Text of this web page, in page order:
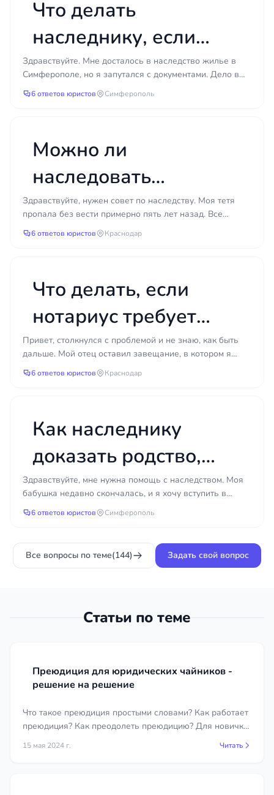
Что делать
наследнику, если
нотариус требует
справки из
которые уже не
работают?
Здравствуйте. Мне досталось в наследство жилье в
Симферополе, но я запутался с документами. Дело в
том, что квартира была оформлена ещё при
украинской...
6 ответов юристов Симферополь
Можно ли
наследовать
имущество, если
умерший был
отсутствующим?
Здравствуйте, нужен совет по наследству. Моя тетя
пропала без вести примерно пять лет назад. Все
попытки её найти не дали результатов, в полицию
6 ответов юристов Краснодар
Что делать, если
нотариус требует
согласие всех
наследников для
свидетельства на
долю?
Привет, столкнулся с проблемой и не знаю, как быть
дальше. Мой отец оставил завещание, в котором я
получаю долю в доме и деньги. Всё вроде бы просто,...
6 ответов юристов Краснодар
Как наследнику
доказать родство,
если документы были
утеряны или
уничтожены?
Здравствуйте, мне нужна помощь с наследством. Моя
бабушка недавно скончалась, и я хочу вступить в
наследство, но у меня возникла проблема.
Свидетельст...
6 ответов юристов Симферополь
Все вопросы по теме(144) Задать свой вопрос
Статьи по теме
Преюдиция для юридических чайников -
решение на решение
Что такое преюдиция простыми словами? Как работает
преюдиция? Как преодолеть преюдицию? Для новичка
это довольно тяжело, как впрочем и для бывалого
15 мая 2024 г. Читать